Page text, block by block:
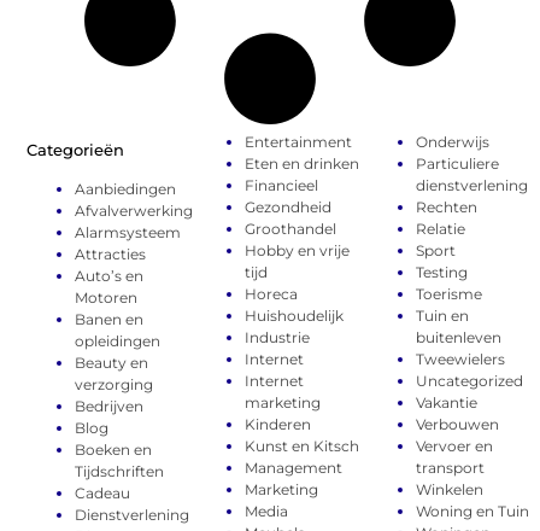
Categorieën
Aanbiedingen
Afvalverwerking
Alarmsysteem
Attracties
Auto’s en
Motoren
Banen en
opleidingen
Beauty en
verzorging
Bedrijven
Blog
Boeken en
Tijdschriften
Cadeau
Dienstverlening
Entertainment
Eten en drinken
Financieel
Gezondheid
Groothandel
Hobby en vrije
tijd
Horeca
Huishoudelijk
Industrie
Internet
Internet
marketing
Kinderen
Kunst en Kitsch
Management
Marketing
Media
Onderwijs
Particuliere
dienstverlening
Rechten
Relatie
Sport
Testing
Toerisme
Tuin en
buitenleven
Tweewielers
Uncategorized
Vakantie
Verbouwen
Vervoer en
transport
Winkelen
Woning en Tuin